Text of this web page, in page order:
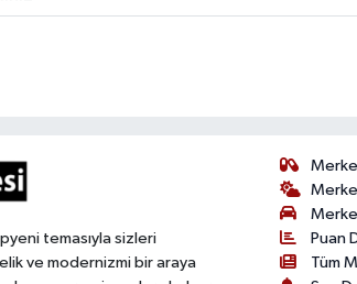
temasıyla sizleri
ve modernizmi bir araya
Puan
Tüm